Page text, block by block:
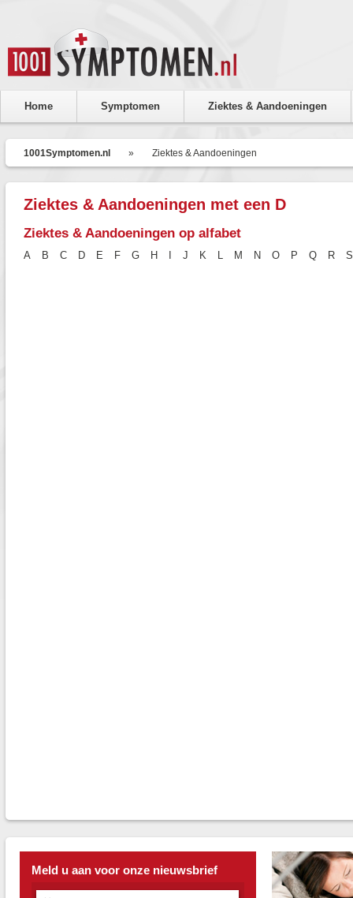
Home Symptomen Ziektes & Aandoeningen
1001Symptomen.nl » Ziektes & Aandoeningen
Ziektes & Aandoeningen met een D
Ziektes & Aandoeningen op alfabet
A B C D E F G H J K L M N O P Q R S
Meld u aan voor onze nieuwsbrief